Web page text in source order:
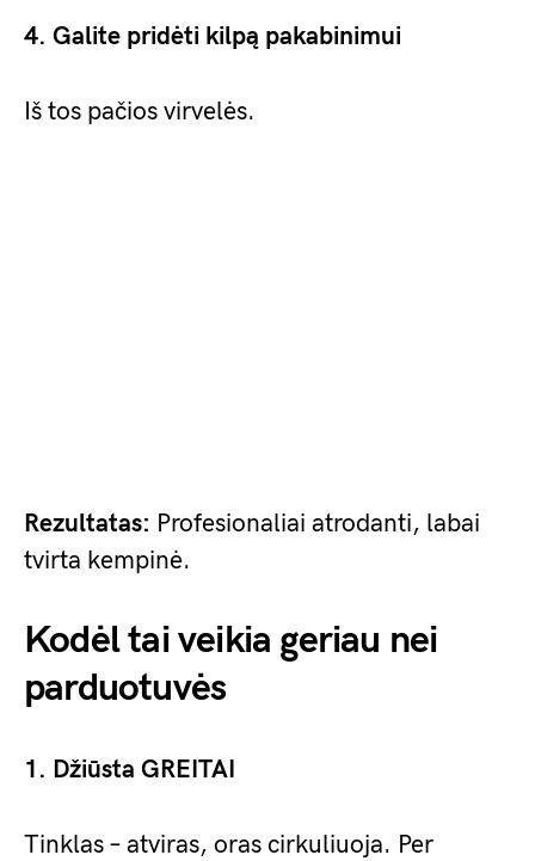
4. Galite pridėti kilpą pakabinimui
Iš tos pačios virvelės.
Rezultatas: Profesionaliai atrodanti, labai
tvirta kempinė.
Kodėl tai veikia geriau nei
parduotuvės
1. Džiūsta GREITAI
Tinklas – atviras, oras cirkuliuoja. Per